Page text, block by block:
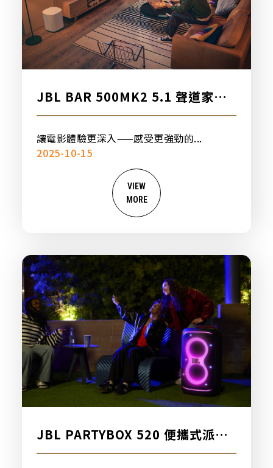
JBL BAR 500MK2 5.1 聲道家庭
劇院喇叭
讓電影體驗更深入——感受更強勁的...
2025-10-15
VIEW
MORE
JBL PARTYBOX 520 便攜式派對
燈光藍牙喇叭，新品上市